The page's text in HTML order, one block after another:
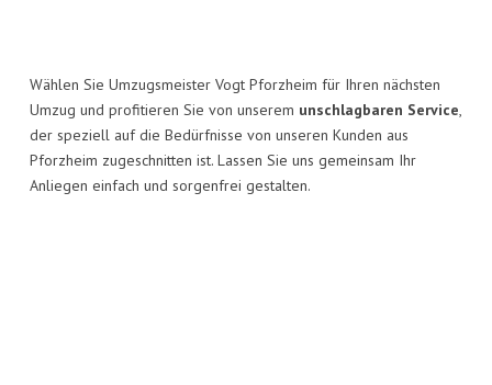
Wählen Sie Umzugsmeister Vogt Pforzheim für Ihren nächsten
Umzug und profitieren Sie von unserem unschlagbaren Service,
der speziell auf die Bedürfnisse von unseren Kunden aus
Pforzheim zugeschnitten ist. Lassen Sie uns gemeinsam Ihr
Anliegen einfach und sorgenfrei gestalten.